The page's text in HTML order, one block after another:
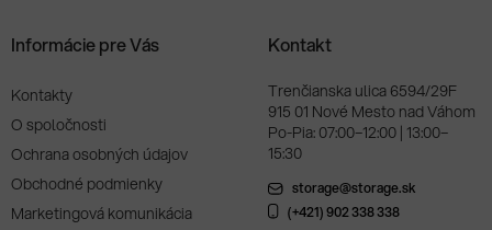
Informácie pre Vás
Kontakty
O spoločnosti
Ochrana osobných údajov
Obchodné podmienky
Marketingová komunikácia
Kontakt
Trenčianska ulica 6594/29F
915 01 Nové Mesto nad Váhom
Po-Pia: 07:00–12:00 | 13:00–
15:30
storage@storage.sk
(+421) 902 338 338